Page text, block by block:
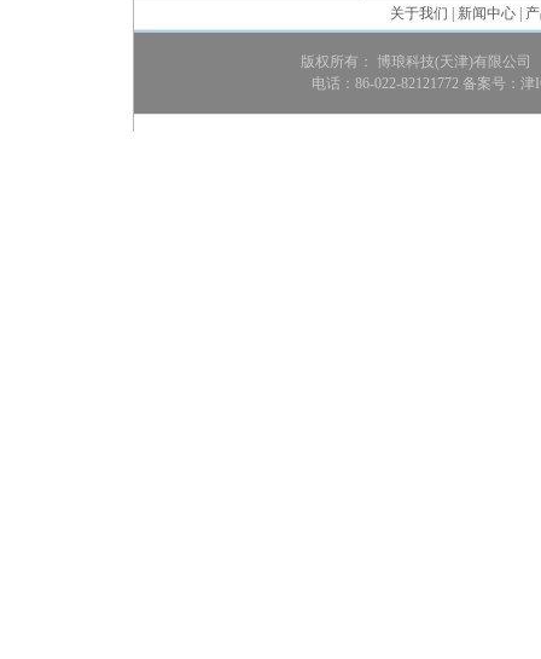
关于我们 新闻中心
版权所有： 博琅科技(天津)有限公
电话：86-022-82121772 备案号： 津